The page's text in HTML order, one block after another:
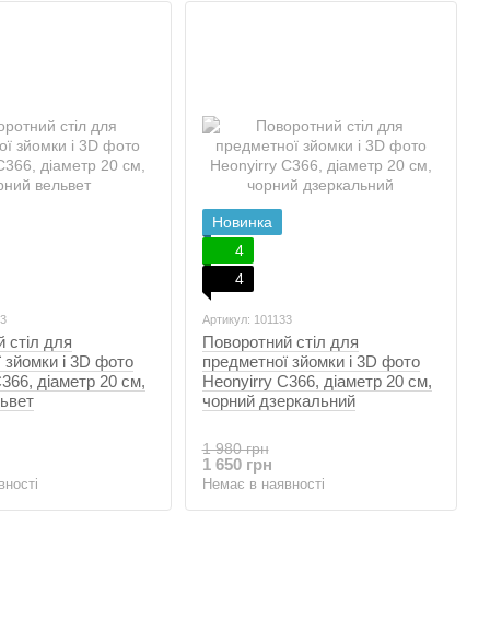
стіл для
зйомки і 3D фото
діаметр 20 см,
Новинка
4
4
Артикул: 101133
Поворотний стіл для
предметної зйомки і 3D фото
Heonyirry C366, діаметр 20 см,
чорний дзеркальний
1 980 грн
1 650 грн
Немає в наявності